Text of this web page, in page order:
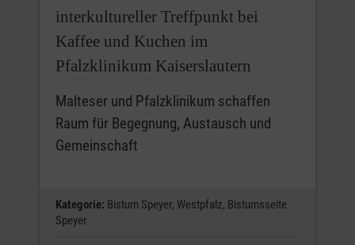
interkultureller Treffpunkt bei
Kaffee und Kuchen im
Pfalzklinikum Kaiserslautern
Malteser und Pfalzklinikum schaffen
Raum für Begegnung, Austausch und
Gemeinschaft
Kategorie: Bistum Speyer, Westpfalz, Bistumsseite
Speyer